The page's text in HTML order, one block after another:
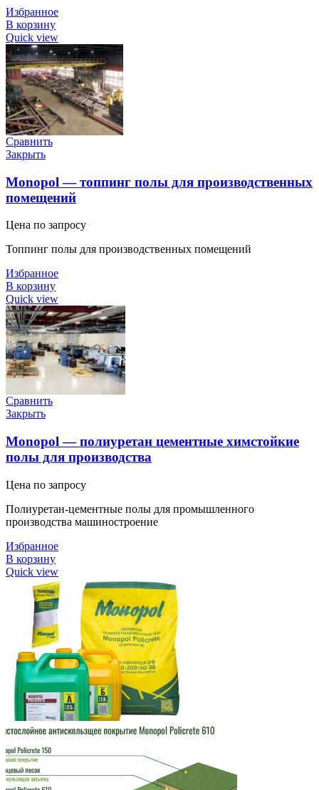
Избранное
В корзину
Quick view
Сравнить
Закрыть
Monopol — топпинг полы для производственных
помещений
Цена по запросу
Топпинг полы для производственных помещений
Избранное
В корзину
Quick view
Сравнить
Закрыть
Monopol — полиуретан цементные химстойкие
полы для производства
Цена по запросу
Полиуретан-цементные полы для промышленного
производства машиностроение
Избранное
В корзину
Quick view